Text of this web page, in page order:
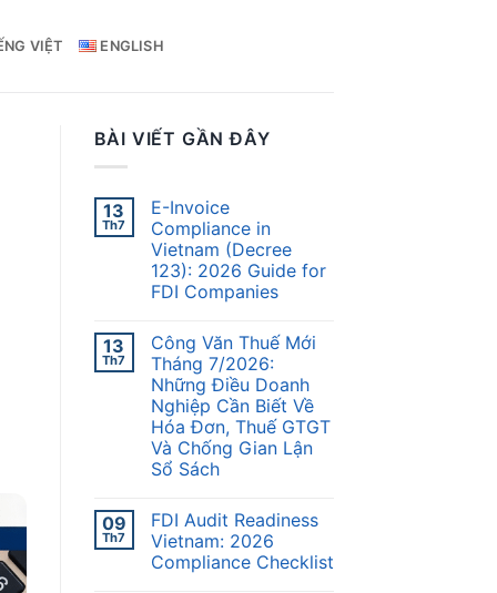
VIỆT ENGLISH
BÀI VIẾT GẦN ĐÂY
13
Th7
E-Invoice
Compliance in
Vietnam (Decree
123): 2026 Guide for
FDI Companies
13
Th7
Công Văn Thuế Mới
Tháng 7/2026:
Những Điều Doanh
Nghiệp Cần Biết Về
Hóa Đơn, Thuế GTGT
Và Chống Gian Lận
Sổ Sách
09
Th7
FDI Audit Readiness
Vietnam: 2026
Compliance Checklist